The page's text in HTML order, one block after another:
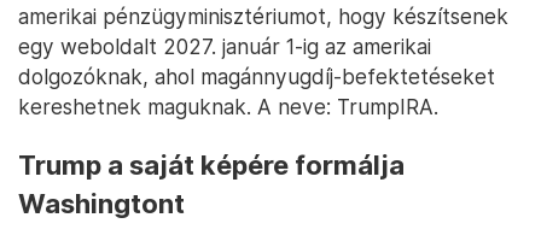
amerikai pénzügyminisztériumot, hogy készítsenek
egy weboldalt 2027. január 1-ig az amerikai
dolgozóknak, ahol magánnyugdíj-befektetéseket
kereshetnek maguknak. A neve: TrumpIRA.
Trump a saját képére formálja
Washingtont